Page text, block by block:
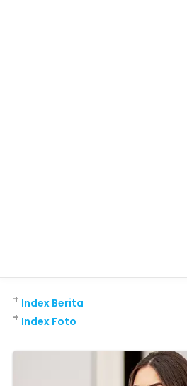
Index Berita
+
Index Foto
+